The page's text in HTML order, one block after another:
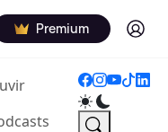
Premium Log in
(current)